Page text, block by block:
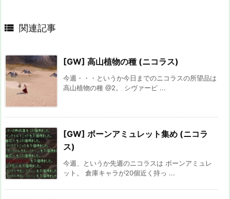
 関連記事
[GW] 高山植物の種 (ニコラス)
今週・・・というか今日までのニコラスの所望品は
高山植物の種 @2。 シヴァーピ ...
[GW] ボーンアミュレット集め (ニコラ
ス)
今週、というか先週のニコラスは ボーンアミュレ
ット。 倉庫キャラが20個近く持っ ...